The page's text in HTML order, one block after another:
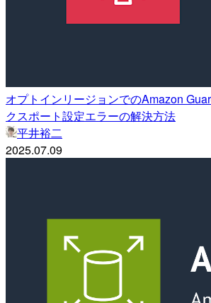
オプトインリージョンでのAmazon
クスポート設定エラーの解決方法
平井裕二
2025.07.09